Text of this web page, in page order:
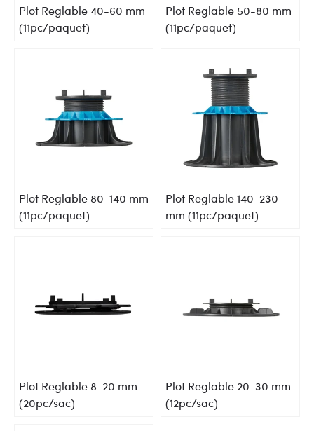
Plot Reglable 40-60 mm
(11pc/paquet)
Plot Reglable 50-80 mm
(11pc/paquet)
Plot Reglable 80-140 mm
(11pc/paquet)
Plot Reglable 140-230
mm (11pc/paquet)
Plot Reglable 8-20 mm
(20pc/sac)
Plot Reglable 20-30 mm
(12pc/sac)